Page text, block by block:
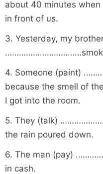
about 40 minutes
in front of us.
3. Yesterday, my
4. Someone (paint)
because the smell of
I got into the room.
5. They (talk)
the rain poured down.
6. The man (pay)
in cash.